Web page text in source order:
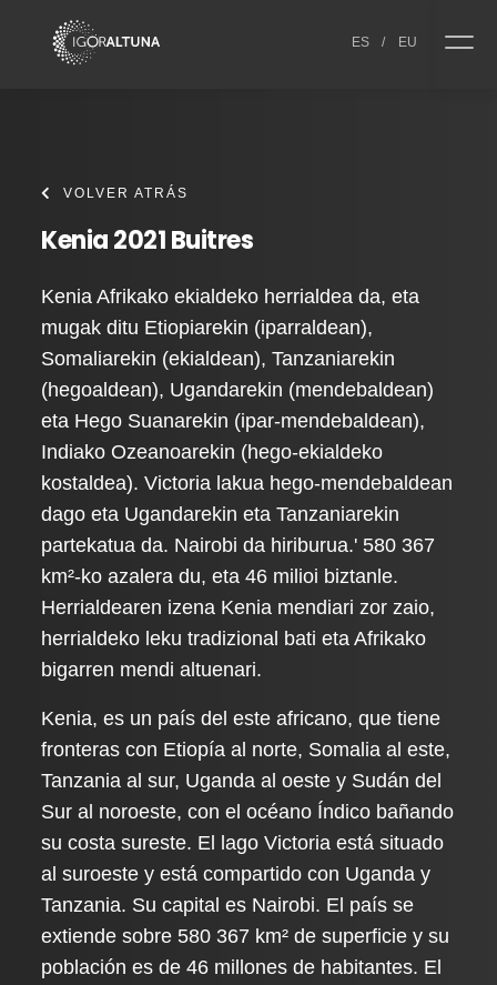
ES / EU
VOLVER ATRÁS
Kenia 2021 Buitres
Kenia Afrikako ekialdeko herrialdea da, eta
mugak ditu Etiopiarekin (iparraldean),
Somaliarekin (ekialdean), Tanzaniarekin
(hegoaldean), Ugandarekin (mendebaldean)
eta Hego Suanarekin (ipar-mendebaldean),
Indiako Ozeanoarekin (hego-ekialdeko
kostaldea). Victoria lakua hego-mendebaldean
dago eta Ugandarekin eta Tanzaniarekin
partekatua da. Nairobi da hiriburua.' 580 367
km²-ko azalera du, eta 46 milioi biztanle.
Herrialdearen izena Kenia mendiari zor zaio,
herrialdeko leku tradizional bati eta Afrikako
bigarren mendi altuenari.
Kenia, es un país del este africano, que tiene
fronteras con Etiopía al norte, Somalia al este,
Tanzania al sur, Uganda al oeste y Sudán del
Sur al noroeste, con el océano Índico bañando
su costa sureste. El lago Victoria está situado
al suroeste y está compartido con Uganda y
Tanzania. Su capital es Nairobi. El país se
extiende sobre 580 367 km² de superficie y su
población es de 46 millones de habitantes. El